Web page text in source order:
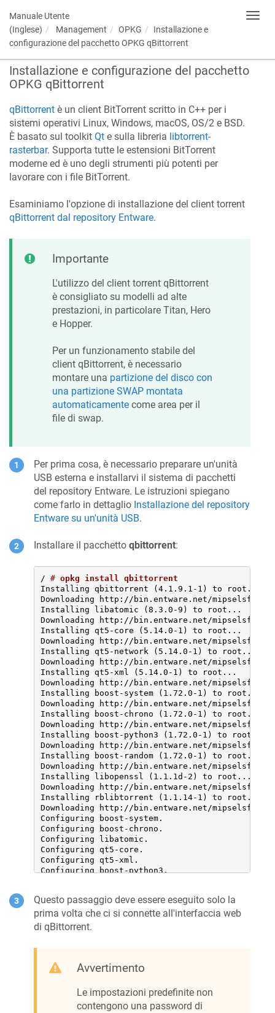
Manuale Utente
(Inglese)
Management OPKG
Installazione e
configurazione del pacchetto OPKG qBittorrent
Installazione e configurazione del pacchetto
OPKG qBittorrent
qBittorrent è un client BitTorrent scritto in C++ per i
sistemi operativi Linux, Windows, macOS, OS/2 e BSD.
È basato sul toolkit Qt e sulla libreria libtorrent-
rasterbar. Supporta tutte le estensioni BitTorrent
moderne ed è uno degli strumenti più potenti per
lavorare con i file BitTorrent.
Esaminiamo l'opzione di installazione del client torrent
qBittorrent dal repository Entware.
Importante
L'utilizzo del client torrent qBittorrent
è consigliato su modelli ad alte
prestazioni, in particolare Titan, Hero
e Hopper.
Per un funzionamento stabile del
client qBittorrent, è necessario
montare una partizione del disco con
una partizione SWAP montata
automaticamente come area per il
file di swap.
Per prima cosa, è necessario preparare un'unità
USB esterna e installarvi il sistema di pacchetti
del repository Entware. Le istruzioni spiegano
come farlo in dettaglio Installazione del repository
Entware su un'unità USB.
Installare il pacchetto qbittorrent:
/ # opkg install qbittorrent
Installing qbittorrent (4.1.9.1-1) to root...
Downloading http://bin.entware.net/mipselsf-
Installing libatomic (8.3.0-9) to root...
Downloading http://bin.entware.net/mipselsf-
Installing qt5-core (5.14.0-1) to root...
Downloading http://bin.entware.net/mipselsf-
Installing qt5-network (5.14.0-1) to root...
Downloading http://bin.entware.net/mipselsf-
Installing qt5-xml (5.14.0-1) to root...
Downloading http://bin.entware.net/mipselsf-
Installing boost-system (1.72.0-1) to root...
Downloading http://bin.entware.net/mipselsf-
Installing boost-chrono (1.72.0-1) to root...
Downloading http://bin.entware.net/mipselsf-
Installing boost-python3 (1.72.0-1) to root...
Downloading http://bin.entware.net/mipselsf-
Installing boost-random (1.72.0-1) to root...
Downloading http://bin.entware.net/mipselsf-
Installing libopenssl (1.1.1d-2) to root...
Downloading http://bin.entware.net/mipselsf-
Installing rblibtorrent (1.1.14-1) to root...
Downloading http://bin.entware.net/mipselsf-
Configuring boost-system.
Configuring boost-chrono.
Configuring libatomic.
Configuring qt5-core.
Configuring qt5-xml.
Configuring boost-python3.
Configuring rblibtorrent.
Configuring qt5-network.
Configuring qbittorrent.
Questo passaggio deve essere eseguito solo la
prima volta che ci si connette all'interfaccia web
di qBittorrent.
Avvertimento
Le impostazioni predefinite non
contengono una password di